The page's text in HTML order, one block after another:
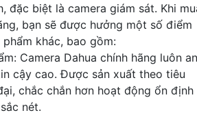
đặc biệt là camera giám sát. Khi
bạn sẽ được hưởng một số điểm
khác, bao gồm:
Camera Dahua chính hãng luôn an
cậy cao. Được sản xuất theo tiêu
chắc chắn hơn hoạt động ổn định
nét.